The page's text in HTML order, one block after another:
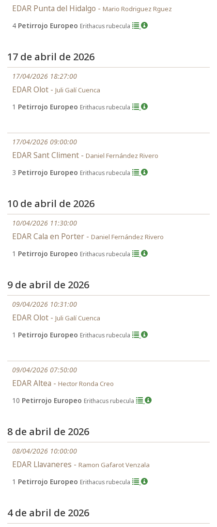
EDAR Punta del Hidalgo - Mario Rodriguez Rguez
4 Petirrojo Europeo Erithacus rubecula
17 de abril de 2026
17/04/2026 18:27:00
EDAR Olot - Juli Galí Cuenca
1 Petirrojo Europeo Erithacus rubecula
17/04/2026 09:00:00
EDAR Sant Climent - Daniel Fernández Rivero
3 Petirrojo Europeo Erithacus rubecula
10 de abril de 2026
10/04/2026 11:30:00
EDAR Cala en Porter - Daniel Fernández Rivero
1 Petirrojo Europeo Erithacus rubecula
9 de abril de 2026
09/04/2026 10:31:00
EDAR Olot - Juli Galí Cuenca
1 Petirrojo Europeo Erithacus rubecula
09/04/2026 07:50:00
EDAR Altea - Hector Ronda Creo
10 Petirrojo Europeo Erithacus rubecula
8 de abril de 2026
08/04/2026 10:00:00
EDAR Llavaneres - Ramon Gafarot Venzala
1 Petirrojo Europeo Erithacus rubecula
4 de abril de 2026